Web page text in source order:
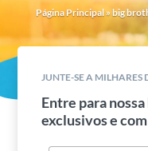
Página Principal» big
JUNTE-SE A MILHARES
Entre para
exclusivos e